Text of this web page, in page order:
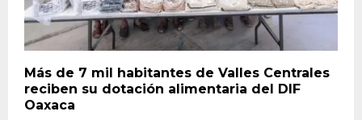
Más de 7 mil habitantes de Valles Centrales
reciben su dotación alimentaria del DIF
Oaxaca